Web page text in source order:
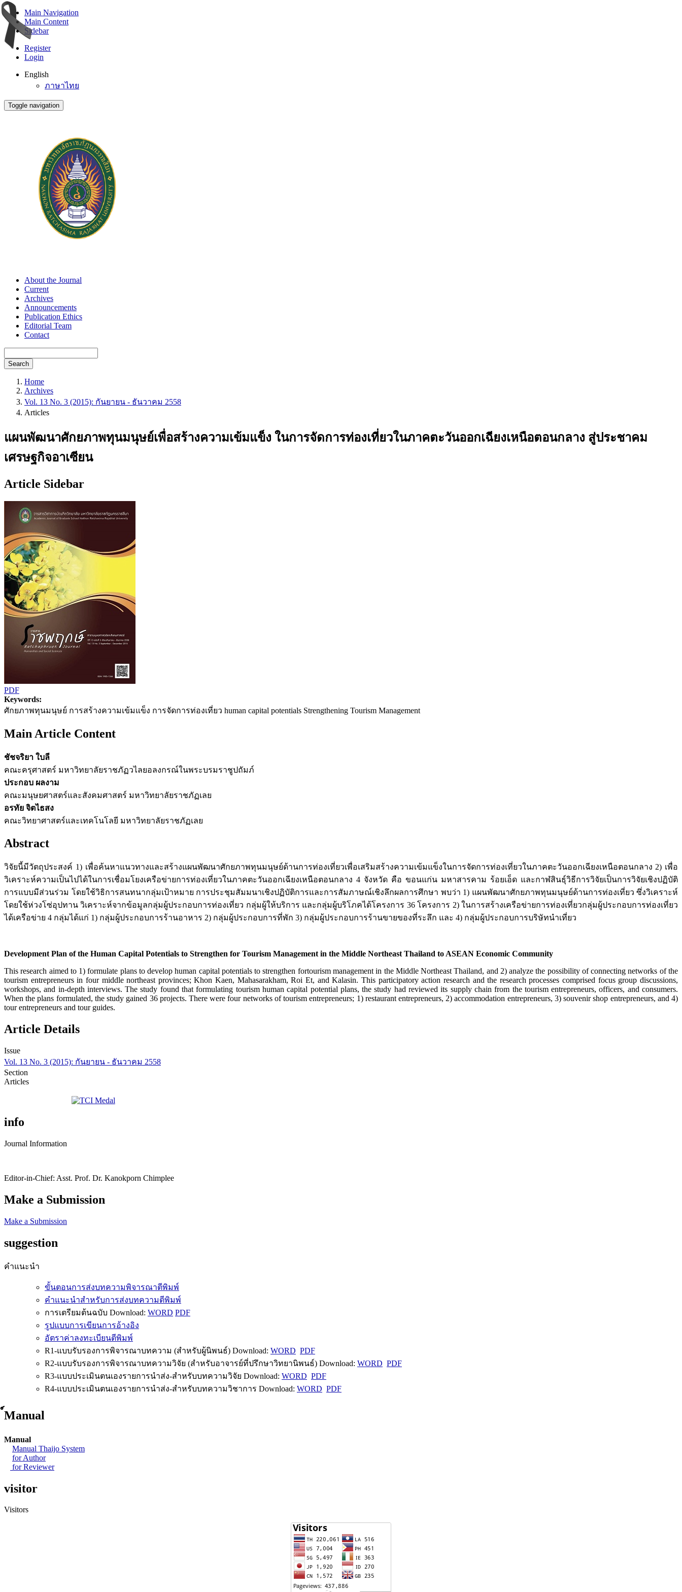
Main Navigation
Main Content
Sidebar
Register
Login
English
ภาษาไทย
Toggle navigation
About the Journal
Current
Archives
Announcements
Publication Ethics
Editorial Team
Contact
Search
Home
Archives
Vol. 13 No. 3 (2015): กันยายน - ธันวาคม 2558
Articles
แผนพัฒนาศักยภาพทุนมนุษย์เพื่อสร้างความเข้มแข็ง ในการจัดการท่องเที่ยวในภาคตะวันออกเฉียงเหนือตอนกลาง สู่ประชาคม
เศรษฐกิจอาเซียน
Article Sidebar
PDF
Keywords:
ศักยภาพทุนมนุษย์ การสร้างความเข้มแข็ง การจัดการท่องเที่ยว human capital potentials Strengthening Tourism Management
Main Article Content
ชัชจริยา ใบลี
คณะครุศาสตร์ มหาวิทยาลัยราชภัฏวไลยอลงกรณ์ในพระบรมราชูปถัมภ์
ประกอบ ผลงาม
คณะมนุษยศาสตร์และสังคมศาสตร์ มหาวิทยาลัยราชภัฏเลย
อรทัย จิตไธสง
คณะวิทยาศาสตร์และเทคโนโลยี มหาวิทยาลัยราชภัฏเลย
Abstract
วิจัยนี้มีวัตถุประสงค์ 1) เพื่อค้นหาแนวทางและสร้างแผนพัฒนาศักยภาพทุนมนุษย์ด้านการท่องเที่ยวเพื่อเสริมสร้างความเข้มแข็งในการจัดการท่องเที่ยวในภาคตะวันออกเฉียงเหนือตอนกลาง 2) เพื่อ
วิเคราะห์ความเป็นไปได้ในการเชื่อมโยงเครือข่ายการท่องเที่ยวในภาคตะวันออกเฉียงเหนือตอนกลาง 4 จังหวัด คือ ขอนแก่น มหาสารคาม ร้อยเอ็ด และกาฬสินธุ์วิธีการวิจัยเป็นการวิจัยเชิงปฏิบัติ
การแบบมีส่วนร่วม โดยใช้วิธิการสนทนากลุ่มเป้าหมาย การประชุมสัมมนาเชิงปฏิบัติการและการสัมภาษณ์เชิงลึกผลการศึกษา พบว่า 1) แผนพัฒนาศักยภาพทุนมนุษย์ด้านการท่องเที่ยว ซึ่งวิเคราะห์
โดยใช้ห่วงโซ่อุปทาน วิเคราะห์จากข้อมูลกลุ่มผู้ประกอบการท่องเที่ยว กลุ่มผู้ให้บริการ และกลุ่มผู้บริโภคได้โครงการ 36 โครงการ 2) ในการสร้างเครือข่ายการท่องเที่ยวกลุ่มผู้ประกอบการท่องเที่ยว
ได้เครือข่าย 4 กลุ่มได้แก่ 1) กลุ่มผู้ประกอบการร้านอาหาร 2) กลุ่มผู้ประกอบการที่พัก 3) กลุ่มผู้ประกอบการร้านขายของที่ระลึก และ 4) กลุ่มผู้ประกอบการบริษัทนำเที่ยว
Development Plan of the Human Capital Potentials to Strengthen for Tourism Management in the Middle Northeast Thailand to ASEAN Economic Community
This research aimed to 1) formulate plans to develop human capital potentials to strengthen fortourism management in the Middle Northeast Thailand, and 2) analyze the possibility of connecting networks of the
tourism entrepreneurs in four middle northeast provinces; Khon Kaen, Mahasarakham, Roi Et, and Kalasin. This participatory action research and the research processes comprised focus group discussions,
workshops, and in-depth interviews. The study found that formulating tourism human capital potential plans, the study had reviewed its supply chain from the tourism entrepreneurs, officers, and consumers.
When the plans formulated, the study gained 36 projects. There were four networks of tourism entrepreneurs; 1) restaurant entrepreneurs, 2) accommodation entrepreneurs, 3) souvenir shop entrepreneurs, and 4)
tour entrepreneurs and tour guides.
Article Details
Issue
Vol. 13 No. 3 (2015): กันยายน - ธันวาคม 2558
Section
Articles
info
Journal Information
Editor-in-Chief: Asst. Prof. Dr. Kanokporn Chimplee
Make a Submission
Make a Submission
suggestion
คำแนะนำ
ขั้นตอนการส่งบทความพิจารณาตีพิมพ์
คำแนะนำสำหรับการส่งบทความตีพิมพ์
การเตรียมต้นฉบับ Download: WORD PDF
รูปแบบการเขียนการอ้างอิง
อัตราค่าลงทะเบียนตีพิมพ์
R1-แบบรับรองการพิจารณาบทความ (สำหรับผู้นิพนธ์) Download: WORD PDF
R2-แบบรับรองการพิจารณาบทความวิจัย (สำหรับอาจารย์ที่ปรึกษาวิทยานิพนธ์) Download: WORD PDF
R3-แบบประเมินตนเองรายการนำส่ง-สำหรับบทความวิจัย Download: WORD PDF
R4-แบบประเมินตนเองรายการนำส่ง-สำหรับบทความวิชาการ Download: WORD PDF
์Manual
Manual
Manual Thaijo System
for Author
for Reviewer
visitor
Visitors